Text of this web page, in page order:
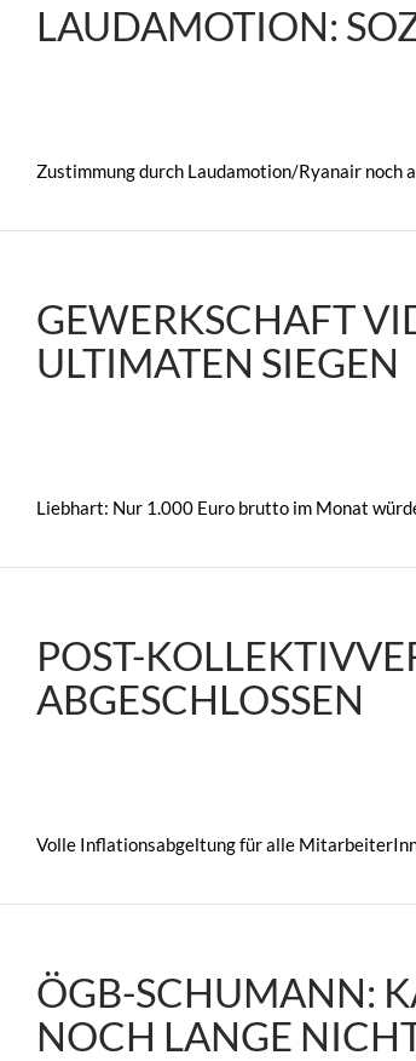
LAUDAMOTION:
Zustimmung durch Laudamotion/Ryanair noch
GEWERKSCHAFT
ULTIMATEN SIEGEN
Liebhart: Nur 1.000 Euro brutto im Monat
POST-
ABGESCHLOSSEN
Volle Inflationsabgeltung für alle
ÖGB-SCHUMANN:
NOCH LANGE